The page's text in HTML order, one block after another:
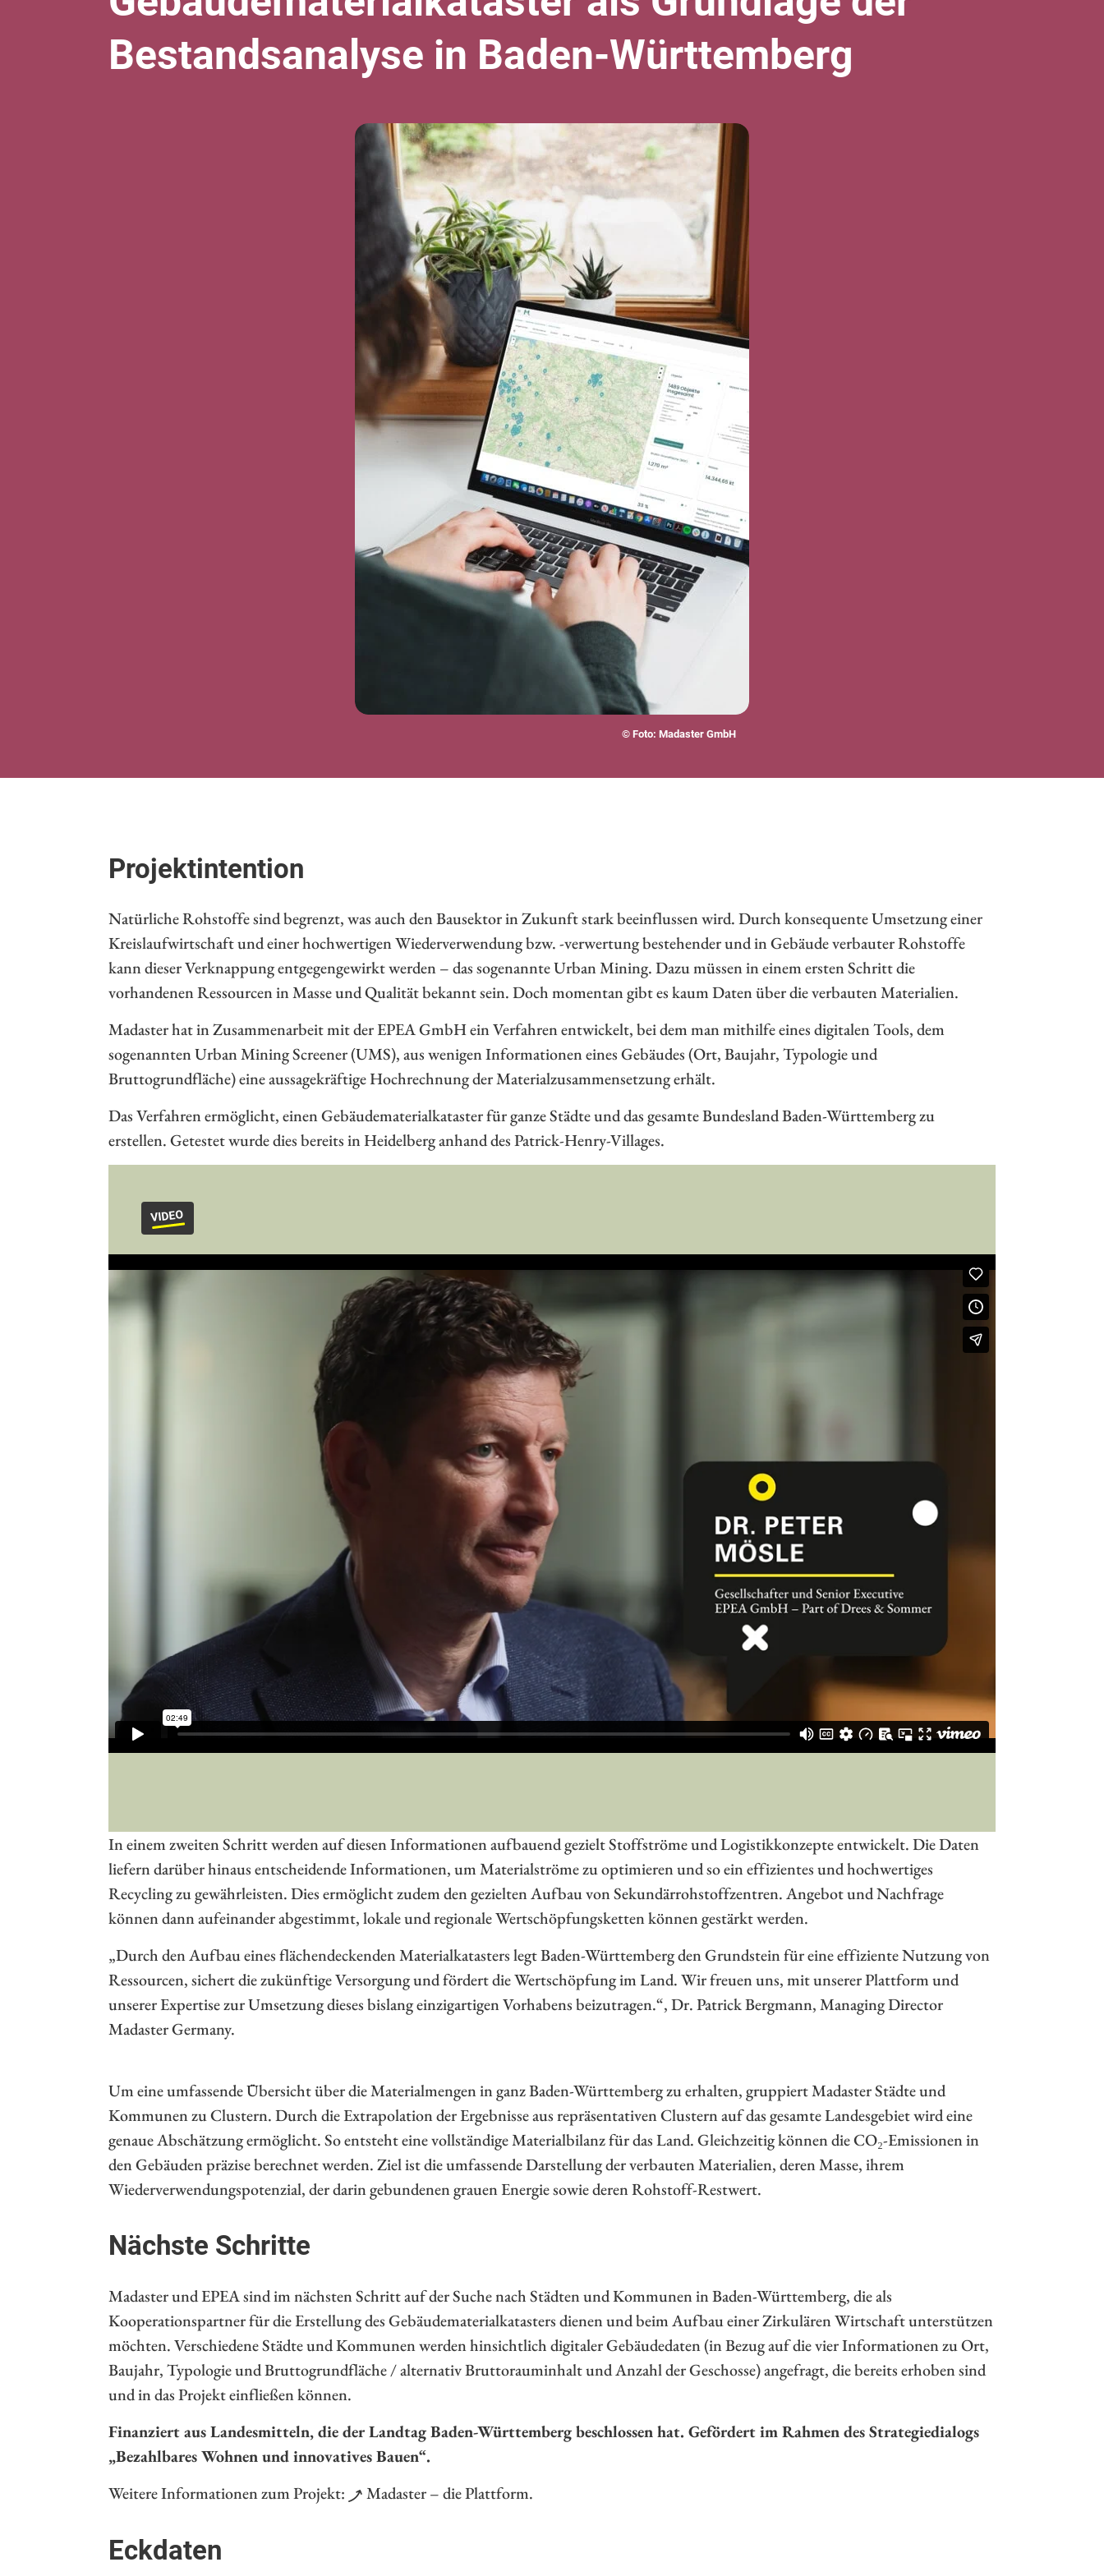
Bestandsanalyse in Baden-Württemberg
© Foto: Madaster GmbH
Projektintention
Natürliche Rohstoffe sind begrenzt, was auch den Bausektor in Zukunft stark beeinflussen wird. Durch konsequente Umsetzung einer
Kreislaufwirtschaft und einer hochwertigen Wiederverwendung bzw. -verwertung bestehender und in Gebäude verbauter Rohstoffe
kann dieser Verknappung entgegengewirkt werden – das sogenannte Urban Mining. Dazu müssen in einem ersten Schritt die
vorhandenen Ressourcen in Masse und Qualität bekannt sein. Doch momentan gibt es kaum Daten über die verbauten Materialien.
Madaster hat in Zusammenarbeit mit der EPEA GmbH ein Verfahren entwickelt, bei dem man mithilfe eines digitalen Tools, dem
sogenannten Urban Mining Screener (UMS), aus wenigen Informationen eines Gebäudes (Ort, Baujahr, Typologie und
Bruttogrundfläche) eine aussagekräftige Hochrechnung der Materialzusammensetzung erhält.
Das Verfahren ermöglicht, einen Gebäudematerialkataster für ganze Städte und das gesamte Bundesland Baden-Württemberg zu
erstellen. Getestet wurde dies bereits in Heidelberg anhand des Patrick-Henry-Villages.
VIDEO
In einem zweiten Schritt werden auf diesen Informationen aufbauend gezielt Stoffströme und Logistikkonzepte entwickelt. Die Daten
liefern darüber hinaus entscheidende Informationen, um Materialströme zu optimieren und so ein effizientes und hochwertiges
Recycling zu gewährleisten. Dies ermöglicht zudem den gezielten Aufbau von Sekundärrohstoffzentren. Angebot und Nachfrage
können dann aufeinander abgestimmt, lokale und regionale Wertschöpfungsketten können gestärkt werden.
„Durch den Aufbau eines flächendeckenden Materialkatasters legt Baden-Württemberg den Grundstein für eine effiziente Nutzung von
Ressourcen, sichert die zukünftige Versorgung und fördert die Wertschöpfung im Land. Wir freuen uns, mit unserer Plattform und
unserer Expertise zur Umsetzung dieses bislang einzigartigen Vorhabens beizutragen.“, Dr. Patrick Bergmann, Managing Director
Madaster Germany.
Um eine umfassende Übersicht über die Materialmengen in ganz Baden-Württemberg zu erhalten, gruppiert Madaster Städte und
Kommunen zu Clustern. Durch die Extrapolation der Ergebnisse aus repräsentativen Clustern auf das gesamte Landesgebiet wird eine
genaue Abschätzung ermöglicht. So entsteht eine vollständige Materialbilanz für das Land. Gleichzeitig können die CO₂-Emissionen in
den Gebäuden präzise berechnet werden. Ziel ist die umfassende Darstellung der verbauten Materialien, deren Masse, ihrem
Wiederverwendungspotenzial, der darin gebundenen grauen Energie sowie deren Rohstoff-Restwert.
Nächste Schritte
Madaster und EPEA sind im nächsten Schritt auf der Suche nach Städten und Kommunen in Baden-Württemberg, die als
Kooperationspartner für die Erstellung des Gebäudematerialkatasters dienen und beim Aufbau einer Zirkulären Wirtschaft unterstützen
möchten. Verschiedene Städte und Kommunen werden hinsichtlich digitaler Gebäudedaten (in Bezug auf die vier Informationen zu Ort,
Baujahr, Typologie und Bruttogrundfläche / alternativ Bruttorauminhalt und Anzahl der Geschosse) angefragt, die bereits erhoben sind
und in das Projekt einfließen können.
Finanziert aus Landesmitteln, die der Landtag Baden-Württemberg beschlossen hat. Gefördert im Rahmen des Strategiedialogs
„Bezahlbares Wohnen und innovatives Bauen“.
Weitere Informationen zum Projekt:
Madaster – die Plattform.
Eckdaten